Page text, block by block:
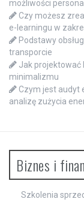
możliwości
Czy możesz
e-learningu w
Podstawy
transporcie
Jak projektować
minimalizmu
Czym jest audyt
analizę zużycia
Biznes i
Szkolenia